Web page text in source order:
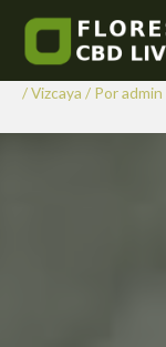
contenido
Comprar
/Vizcaya / Poradmin